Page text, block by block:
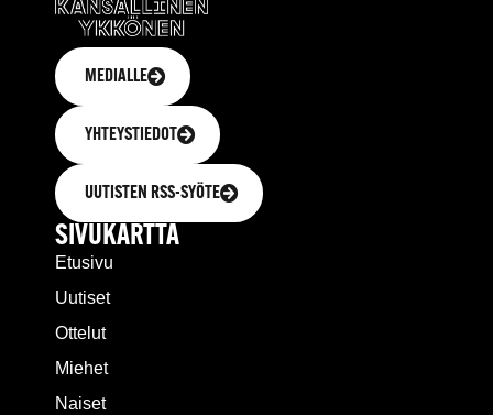
MEDIALLE
YHTEYSTIEDOT
UUTISTEN RSS-SYÖTE
SIVUKARTTA
Etusivu
Uutiset
Ottelut
Miehet
Naiset